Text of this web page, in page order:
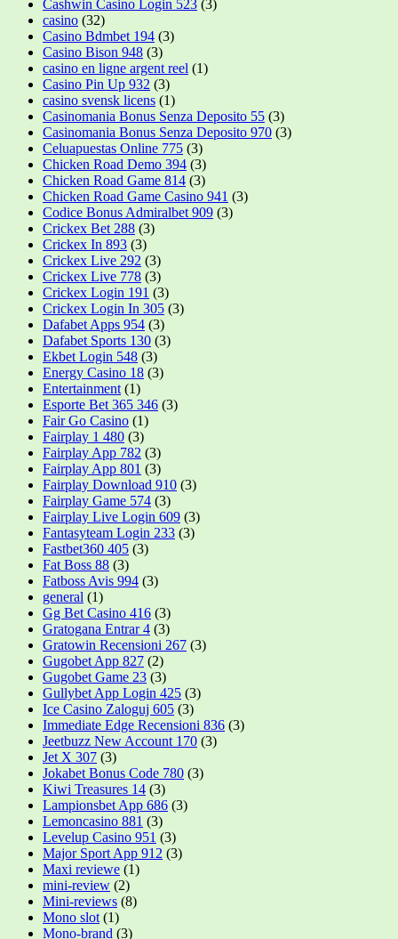
Cashwin Casino Login 523 (3)
casino (32)
Casino Bdmbet 194 (3)
Casino Bison 948 (3)
casino en ligne argent reel (1)
Casino Pin Up 932 (3)
casino svensk licens (1)
Casinomania Bonus Senza Deposito 55 (3)
Casinomania Bonus Senza Deposito 970 (3)
Celuapuestas Online 775 (3)
Chicken Road Demo 394 (3)
Chicken Road Game 814 (3)
Chicken Road Game Casino 941 (3)
Codice Bonus Admiralbet 909 (3)
Crickex Bet 288 (3)
Crickex In 893 (3)
Crickex Live 292 (3)
Crickex Live 778 (3)
Crickex Login 191 (3)
Crickex Login In 305 (3)
Dafabet Apps 954 (3)
Dafabet Sports 130 (3)
Ekbet Login 548 (3)
Energy Casino 18 (3)
Entertainment(1)
Esporte Bet 365 346 (3)
Fair Go Casino (1)
Fairplay 1 480 (3)
Fairplay App 782 (3)
Fairplay App 801 (3)
Fairplay Download 910 (3)
Fairplay Game 574 (3)
Fairplay Live Login 609 (3)
Fantasyteam Login 233 (3)
Fastbet360 405 (3)
Fat Boss 88 (3)
Fatboss Avis 994 (3)
general (1)
Gg Bet Casino 416 (3)
Gratogana Entrar 4 (3)
Gratowin Recensioni 267 (3)
Gugobet App 827 (2)
Gugobet Game 23 (3)
Gullybet App Login 425 (3)
Ice Casino Zaloguj 605 (3)
Immediate Edge Recensioni 836 (3)
Jeetbuzz New Account 170 (3)
Jet X 307 (3)
Jokabet Bonus Code 780 (3)
Kiwi Treasures 14 (3)
Lampionsbet App 686 (3)
Lemoncasino 881 (3)
Levelup Casino 951 (3)
Major Sport App 912 (3)
Maxi reviewe (1)
mini-review (2)
Mini-reviews (8)
Mono slot(1)
Mono-brand (3)